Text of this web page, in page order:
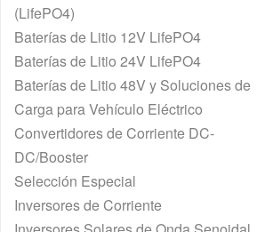
(LifePO4)
Baterías de Litio 12V LifePO4
Baterías de Litio 24V LifePO4
Baterías de Litio 48V y Soluciones de
Carga para Vehículo Eléctrico
Convertidores de Corriente DC-
DC/Booster
Selección Especial
Inversores de Corriente